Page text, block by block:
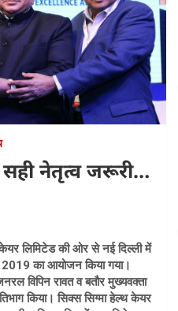
नेतृत्व जरूरी…
लिमिटेड की ओर से नई दिल्ली में
का आयोजन किया गया।
विपिन रावत व बतौर मुख्यवक्ता
किया। सिक्स सिग्मा हेल्थ केयर